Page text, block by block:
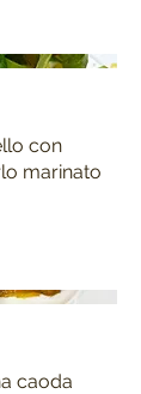
con
marinato
caoda